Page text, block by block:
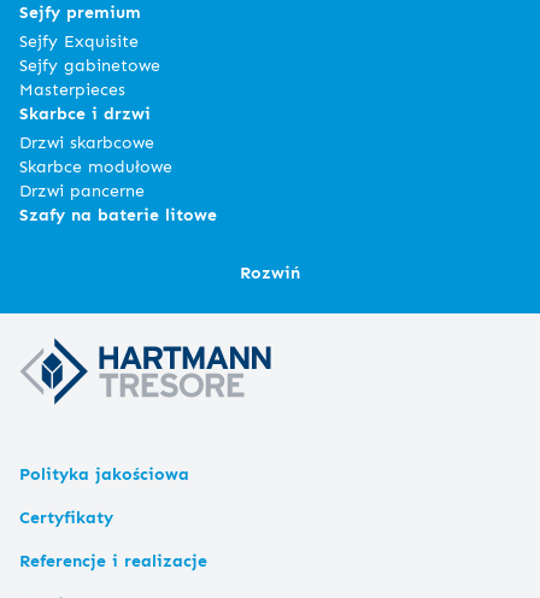
Sejfy premium
Sejfy Exquisite
Sejfy gabinetowe
Masterpieces
Skarbce i drzwi
Drzwi skarbcowe
Skarbce modułowe
Drzwi pancerne
Szafy na baterie litowe
Rozwiń
Polityka jakościowa
Certyfikaty
Referencje i realizacje